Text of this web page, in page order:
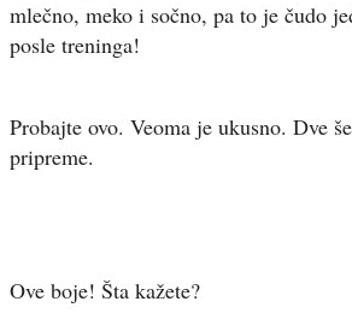
mlečno, meko i sočno, pa to je čudo
posle treninga!
Probajte ovo. Veoma je ukusno. Dve
pripreme.
Ove boje! Šta kažete?